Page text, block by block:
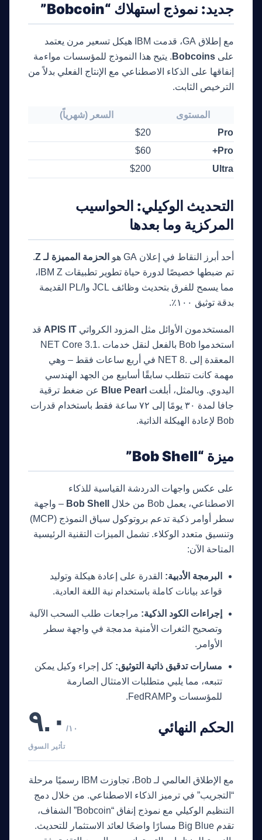
جديد: نموذج استهلاك “Bobcoin”
مع إطلاق GA، قدمت IBM هيكل تسعير مرن يعتمد
على Bobcoins . يتيح هذا النموذج للمؤسسات مواءمة
إنفاقها على الذكاء الاصطناعي مع الإنتاج الفعلي بدلاً من
الترخيص الثابت.
المستوى
السعر (شهرياً)
Pro
$20
Pro+
$60
Ultra
$200
التحديث الوكيلي: الحواسيب
المركزية وما بعدها
أحد أبرز النقاط في إعلان GA هو الحزمة المميزة لـ Z
.
تم ضبطها خصيصًا لدورة حياة تطوير تطبيقات IBM Z،
مما يسمح للفرق بتحديث وظائف JCL وPL/I القديمة
بدقة توثيق ١٠٠٪.
المستخدمون الأوائل مثل المزود الكرواتي APIS IT قد
استخدموا Bob بالفعل لنقل خدمات .NET Core 3.1
المعقدة إلى .NET 8 في أربع ساعات فقط – وهي
مهمة كانت تتطلب سابقًا أسابيع من الجهد الهندسي
اليدوي. وبالمثل، أبلغت Blue Pearl عن ضغط ترقية
جافا لمدة ٣٠ يومًا إلى ٧٢ ساعة فقط باستخدام قدرات
Bob لإعادة الهيكلة الذاتية.
ميزة “Bob Shell”
على عكس واجهات الدردشة القياسية للذكاء
الاصطناعي، يعمل Bob من خلال
Bob Shell – واجهة
سطر أوامر ذكية تدعم بروتوكول سياق النموذج (MCP)
وتنسيق متعدد الوكلاء. تشمل الميزات التقنية الرئيسية
المتاحة الآن:
البرمجة الأدبية: القدرة على إعادة هيكلة وتوليد
قواعد بيانات كاملة باستخدام نية اللغة العادية.
إجراءات الكود الذكية: مراجعات طلب السحب الآلية
وتصحيح الثغرات الأمنية مدمجة في واجهة سطر
الأوامر.
مسارات تدقيق ذاتية التوثيق: كل إجراء وكيل يمكن
تتبعه، مما يلبي متطلبات الامتثال الصارمة
للمؤسسات وFedRAMP.
الحكم النهائي ٩.٠ /١٠
تأثير السوق
مع الإطلاق العالمي لـ Bob، تجاوزت IBM رسميًا مرحلة
“التجريب” في ترميز الذكاء الاصطناعي. من خلال دمج
التنظيم الوكيلي مع نموذج إنفاق “Bobcoin” الشفاف،
تقدم Big Blue مسارًا واضحًا لعائد الاستثمار للتحديث.
مرشد بوابة الذكاء الاصطناعي
نشط للخدمة